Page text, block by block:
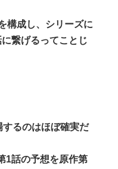
構成し、シリーズに
繋げるってことじ
るのはほぼ確実だ
1話の予想を原作第